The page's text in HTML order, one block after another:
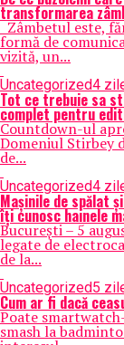
transformarea
Zâmbetul este,
formă de
vizită, un...
Uncategorized4
Tot ce trebuie sa
complet pentru
Countdown-ul
Domeniul Stirbey
de...
Uncategorized4
Mașinile de spălat
îți cunosc hainele
București – 5
legate de
de la...
Uncategorized5
Cum ar fi dacă
Poate
smash la